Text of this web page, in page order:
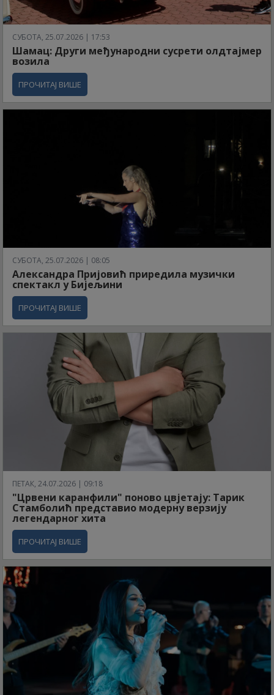
СУБОТА, 25.07.2026 | 17:53
Шамац: Други међународни сусрети олдтајмер
возила
ПРОЧИТАЈ ВИШЕ
СУБОТА, 25.07.2026 | 08:05
Александра Пријовић приредила музички
спектакл у Бијељини
ПРОЧИТАЈ ВИШЕ
ПЕТАК, 24.07.2026 | 09:18
"Црвени каранфили" поново цвјетају: Тарик
Стамболић представио модерну верзију
легендарног хита
ПРОЧИТАЈ ВИШЕ